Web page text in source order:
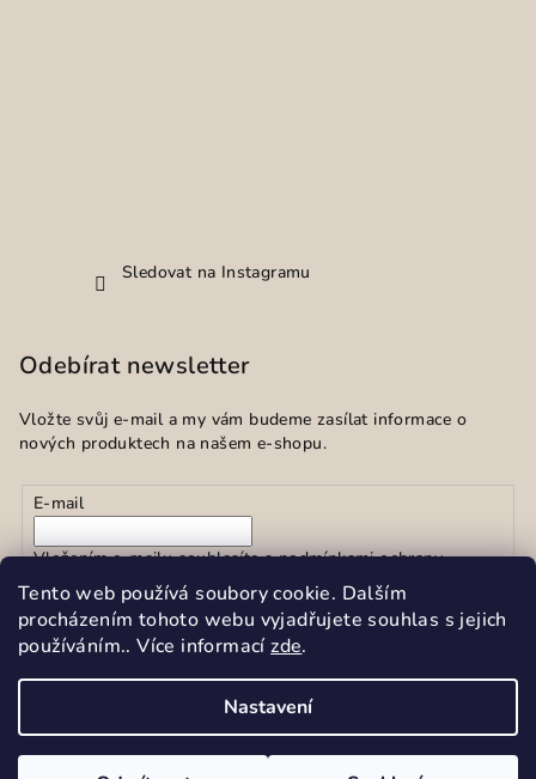
Tento web používá soubory cookie. Dalším
procházením tohoto webu vyjadřujete souhlas s jejich
používáním.. Více informacízde.
Nastavení
Sledovat na Instagramu
Odebírat newsletter
Vložte svůj e-mail a my vám budeme zasílat informace o
nových produktech na našem e-shopu.
E-mail
Vložením e-mailu souhlasíte spodmínkami ochrany
osobních údajů
Přihlásit se
Upravit nastavení cookies